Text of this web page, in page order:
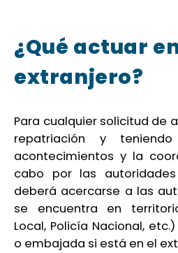
¿Qué actuar
extranjero?
Para cualquier solicitud de
repatriación y
acontecimientos y la
cabo por las
deberá acercarse a las
se encuentra en
Local, Policía Nacional,
o embajada si está en el